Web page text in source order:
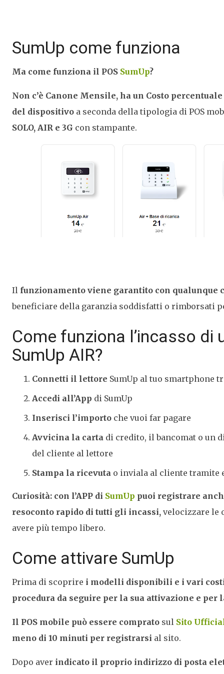
SumUp come funziona
Ma come funziona il POS SumUp?
Non c’è Canone Mensile, ha un Costo
del dispositivo a seconda della tipologia di POS
SOLO, AIR e 3G con stampante.
Il funzionamento viene garantito con qualunque
beneficiare della garanzia soddisfatti o rimborsati
Come funziona l’incasso di
SumUp AIR?
Connetti il lettore SumUp al tuo smartphone
Accedi all’App di SumUp
Inserisci l’importo che vuoi far pagare
Avvicina la carta di credito, il bancomat o un
del cliente al lettore
Stampa la ricevuta o inviala al cliente tramite
Curiosità: con l’APP di SumUp puoi registrare
resoconto rapido di tutti gli incassi, velocizzare le
avere più tempo libero.
Come attivare SumUp
Prima di scoprire i modelli disponibili e i vari
procedura da seguire per la sua attivazione e per
Il POS mobile può essere comprato sul Sito
meno di 10 minuti per registrarsi al sito.
Dopo aver indicato il proprio indirizzo di posta